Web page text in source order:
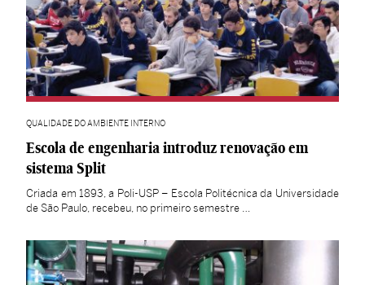
QUALIDADE DO AMBIENTE INTERNO
Escola de engenharia introduz renovação em
sistema Split
Criada em 1893, a Poli-USP – Escola Politécnica da Universidade
de São Paulo, recebeu, no primeiro semestre …